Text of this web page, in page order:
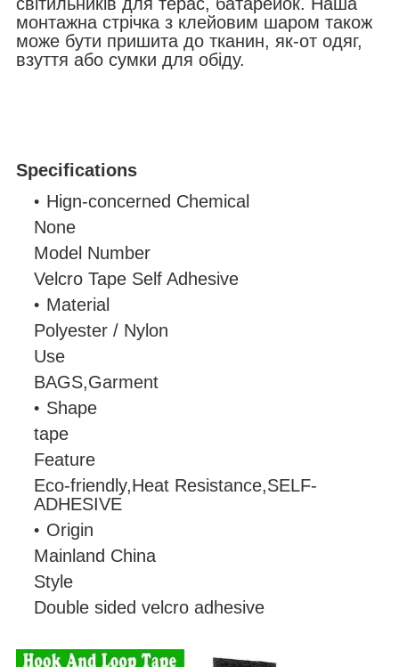
монтажна стрічка з клейовим шаром також
може бути пришита до тканин, як-от одяг,
взуття або сумки для обіду.
Specifications
Hign-concerned Chemical
None
Model Number
Velcro Tape Self Adhesive
Material
Polyester / Nylon
Use
BAGS,Garment
Shape
tape
Feature
Eco-friendly,Heat Resistance,SELF-
ADHESIVE
Origin
Mainland China
Style
Double sided velcro adhesive